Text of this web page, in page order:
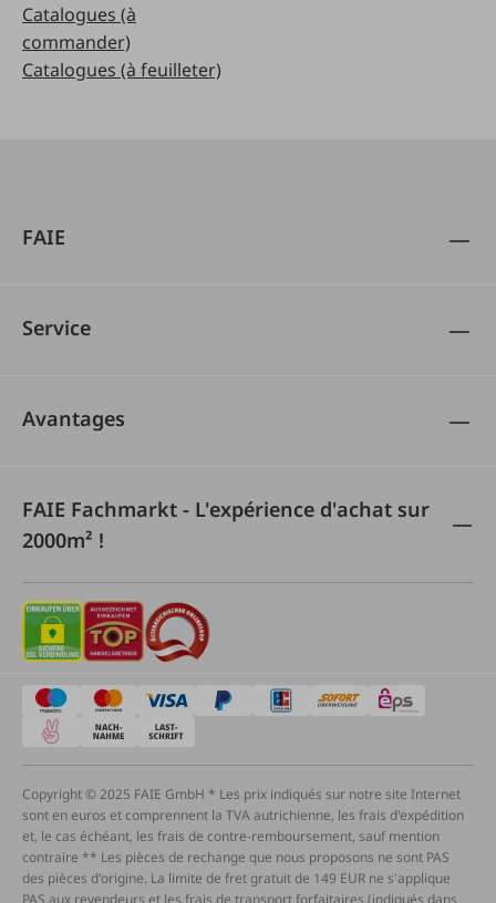
Catalogues (à
commander)
Catalogues (à feuilleter)
FAIE
Service
Avantages
FAIE Fachmarkt - L'expérience d'achat sur
2000m² !
Copyright © 2025 FAIE GmbH * Les prix indiqués sur notre site Internet
sont en euros et comprennent la TVA autrichienne, les frais d'expédition
et, le cas échéant, les frais de contre-remboursement, sauf mention
contraire ** Les pièces de rechange que nous proposons ne sont PAS
des pièces d'origine. La limite de fret gratuit de 149 EUR ne s'applique